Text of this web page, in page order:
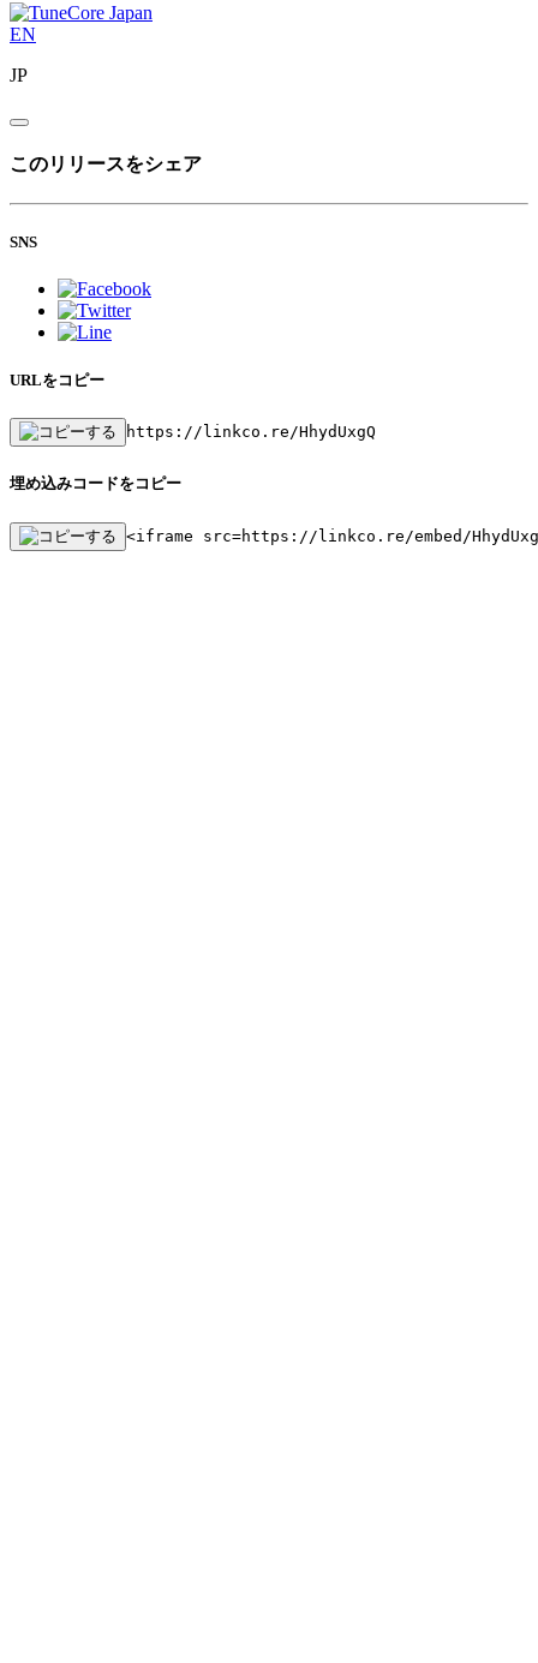
EN
JP
このリリースをシェア
SNS
URLをコピー
https://linkco.re/HhydUxgQ
埋め込みコードをコピー
<iframe src=https://linkco.re/embed/